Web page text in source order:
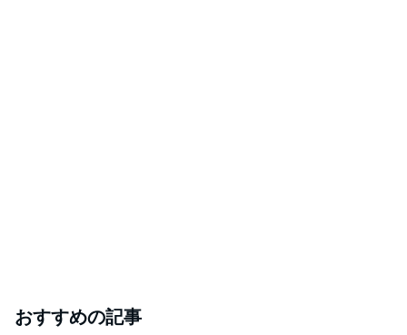
おすすめの記事